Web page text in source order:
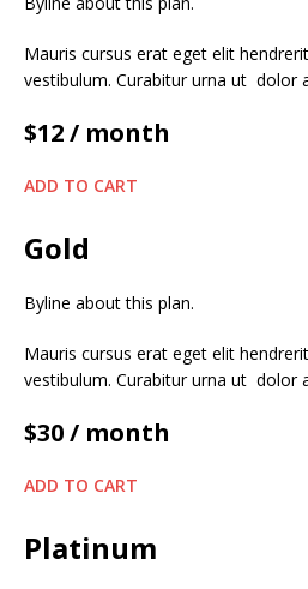
Mauris cursus erat eget elit hendrerit, sed
vestibulum. Curabitur urna ut dolor
$12/ month
ADD TO CART
Gold
Byline about this plan.
Mauris cursus erat eget elit hendrerit, sed
vestibulum. Curabitur urna ut dolor
$30/ month
ADD TO CART
Platinum